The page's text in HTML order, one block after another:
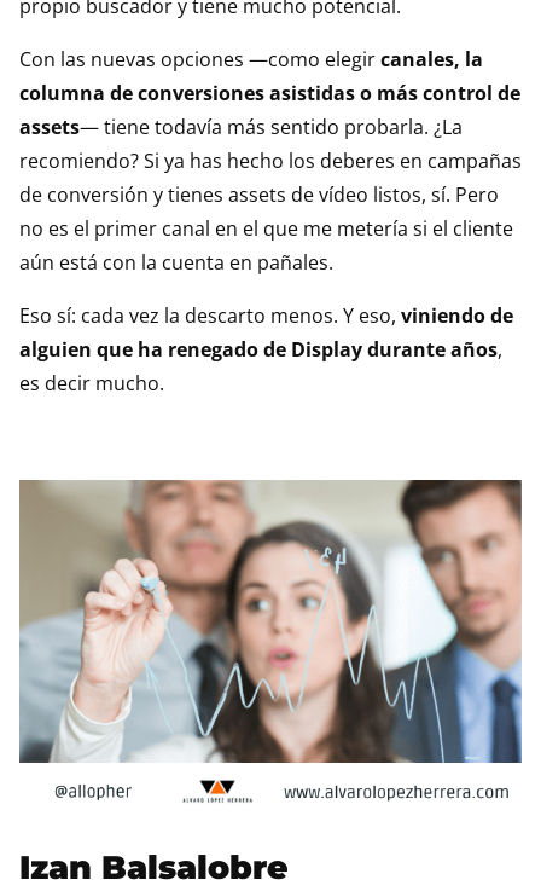
propio buscador y tiene mucho potencial.
Con las nuevas opciones —como elegircanales, la
columna de conversiones asistidas o más control de
assets— tiene todavía más sentido probarla. ¿La
recomiendo? Si ya has hecho los deberes en campañas
de conversión y tienes assets de vídeo listos, sí. Pero
no es el primer canal en el que me metería si el cliente
aún está con la cuenta en pañales.
Eso sí: cada vez la descarto menos. Y eso, viniendo de
alguien que ha renegado de Display durante años,
es decir mucho.
Izan Balsalobre